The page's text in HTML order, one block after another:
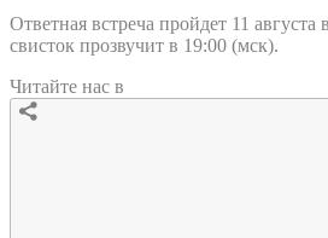
Ответная встреча пройдет 11
свисток прозвучит в 19:00 (мск).
Читайте нас в